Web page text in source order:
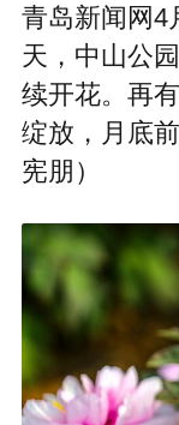
青岛新闻网4
天，中山公
续开花。再
绽放，月底
宪朋）